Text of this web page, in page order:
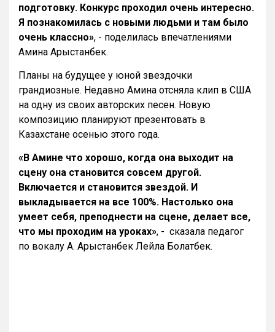
подготовку. Конкурс проходил очень интересно.
Я познакомилась с новыми людьми и там было
очень классно», - поделилась впечатлениями
Амина Арыстанбек.
Планы на будущее у юной звездочки
грандиозные. Недавно Амина отсняла клип в США
на одну из своих авторских песен. Новую
композицию планируют презентовать в
Казахстане осенью этого года.
«В Амине что хорошо, когда она выходит на
сцену она становится совсем другой.
Включается и становится звездой. И
выкладывается на все 100%. Настолько она
умеет себя, преподнести на сцене, делает все,
что мы проходим на уроках», - сказала педагог
по вокалу А. Арыстанбек Лейла Болатбек.